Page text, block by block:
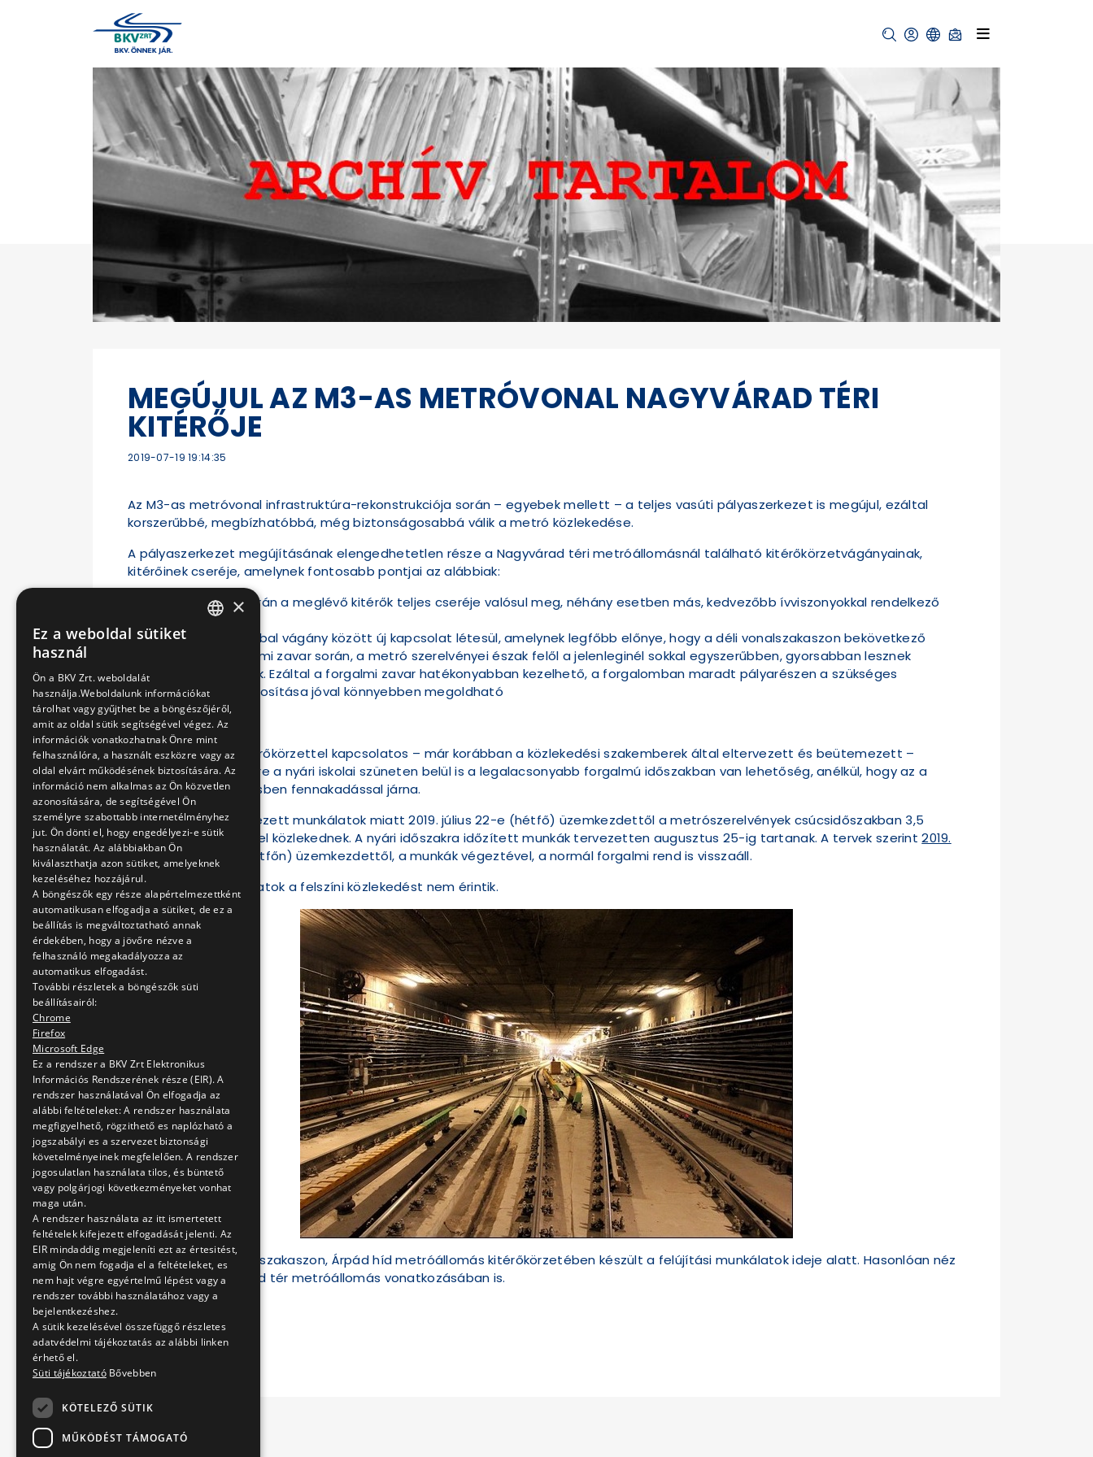
MEGÚJUL AZ M3-AS METRÓVONAL NAGYVÁRAD TÉRI
KITÉRŐJE
2019-07-19 19:14:35
Az M3-as metróvonal infrastruktúra-rekonstrukciója során – egyebek mellett – a teljes vasúti pályaszerkezet is megújul, ezáltal
korszerűbbé, megbízhatóbbá, még biztonságosabbá válik a metró közlekedése.
A pályaszerkezet megújításának elengedhetetlen része a Nagyvárad téri metróállomásnál található kitérőkörzetvágányainak,
kitérőinek cseréje, amelynek fontosabb pontjai az alábbiak:
A munkálatok során a meglévő kitérők teljes cseréje valósul meg, néhány esetben más, kedvezőbb ívviszonyokkal rendelkező
épül közülük
A középső- és a bal vágány között új kapcsolat létesül, amelynek legfőbb előnye, hogy a déli vonalszakaszon bekövetkező
esetleges forgalmi zavar során, a metró szerelvényei észak felől a jelenleginél sokkal egyszerűbben, gyorsabban lesznek
visszafordíthatók. Ezáltal a forgalmi zavar hatékonyabban kezelhető, a forgalomban maradt pályarészen a szükséges
járatsűrűség biztosítása jóval könnyebben megoldható
A Nagyvárad téri kitérőkörzettel kapcsolatos – már korábban a közlekedési szakemberek által eltervezett és beütemezett –
feladatok elvégzésére a nyári iskolai szüneten belül is a legalacsonyabb forgalmú időszakban van lehetőség, anélkül, hogy az a
közösségi közlekedésben fennakadással járna.
A fentiekben részletezett munkálatok miatt 2019. július 22-e (hétfő) üzemkezdettől a metrószerelvények csúcsidőszakban 3,5
perces követési idővel közlekednek. A nyári időszakra időzített munkák tervezetten augusztus 25-ig tartanak. A tervek szerint2019.
augusztus 26-án
(hétfőn) üzemkezdettől, a munkák végeztével, a normál forgalmi rend is visszaáll.
Az elvégzendő feladatok a felszíni közlekedést nem érintik.
A fenti kép az északi szakaszon, Árpád híd metróállomás kitérőkörzetében készült a felújítási munkálatok ideje alatt. Hasonlóan néz
ki a terület Nagyvárad tér metróállomás vonatkozásában is.
BKV Zrt.
×
Ez a weboldal sütiket
használ
Ön a BKV Zrt. weboldalát
használja.Weboldalunk információkat
tárolhat vagy gyűjthet be a böngészőjéről,
amit az oldal sütik segítségével végez. Az
információk vonatkozhatnak Önre mint
felhasználóra, a használt eszközre vagy az
oldal elvárt működésének biztosítására. Az
információ nem alkalmas az Ön közvetlen
azonosítására, de segítségével Ön
személyre szabottabb internetélményhez
jut. Ön dönti el, hogy engedélyezi-e sütik
használatát. Az alábbiakban Ön
kiválaszthatja azon sütiket, amelyeknek
kezeléséhez hozzájárul.
A böngészők egy része alapértelmezettként
automatikusan elfogadja a sütiket, de ez a
beállítás is megváltoztatható annak
érdekében, hogy a jövőre nézve a
felhasználó megakadályozza az
automatikus elfogadást.
További részletek a böngészők süti
beállításairól:
Chrome
Firefox
Microsoft Edge
Ez a rendszer a BKV Zrt Elektronikus
Információs Rendszerének része (EIR). A
rendszer használatával Ön elfogadja az
alábbi feltételeket: A rendszer használata
megfigyelhető, rögzithető es naplózható a
jogszabályi es a szervezet biztonsági
követelményeinek megfelelően. A rendszer
jogosulatlan használata tilos, és büntető
vagy polgárjogi következményeket vonhat
maga után.
A rendszer használata az itt ismertetett
feltételek kifejezett elfogadását jelenti. Az
EIR mindaddig megjeleníti ezt az értesitést,
amig Ön nem fogadja el a feltételeket, es
nem hajt végre egyértelmű lépést vagy a
rendszer további használatához vagy a
bejelentkezéshez.
A sütik kezelésével összefüggő részletes
adatvédelmi tájékoztatás az alábbi linken
érhető el.
Süti tájékoztató Bővebben
KÖTELEZŐ SÜTIK
MŰKÖDÉST TÁMOGATÓ